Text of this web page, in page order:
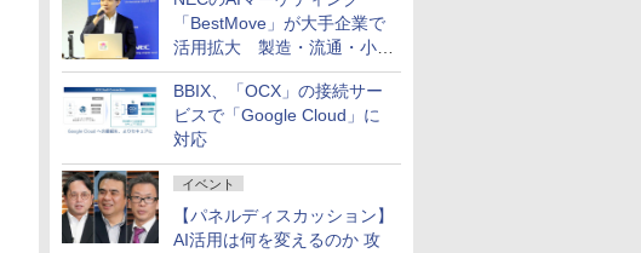
「BestMove」が大手企業で
活用拡大 製造・流通・小売
企業・広告代理店などが実装
フェーズへ
BBIX、「OCX」の接続サー
ビスで「Google Cloud」に
対応
イベント
【パネルディスカッション】
AI活用は何を変えるのか 攻